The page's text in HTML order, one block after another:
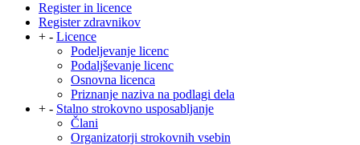
Register in licence
Register zdravnikov
+ - Licence
Podeljevanje licenc
Podaljševanje licenc
Osnovna licenca
Priznanje naziva na podlagi dela
+ - Stalno strokovno usposabljanje
Člani
Organizatorji strokovnih vsebin